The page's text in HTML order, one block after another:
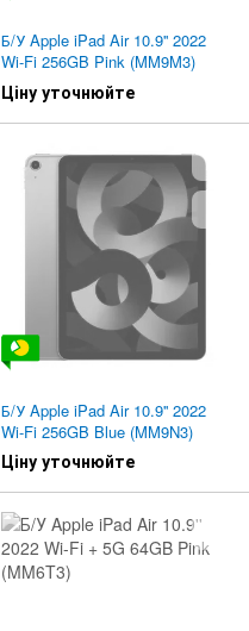
Б/У Apple iPad Air 10.9'' 2022
Wi-Fi 256GB Pink (MM9M3)
Ціну уточнюйте
Б/У Apple iPad Air 10.9'' 2022
Wi-Fi 256GB Blue (MM9N3)
Ціну уточнюйте